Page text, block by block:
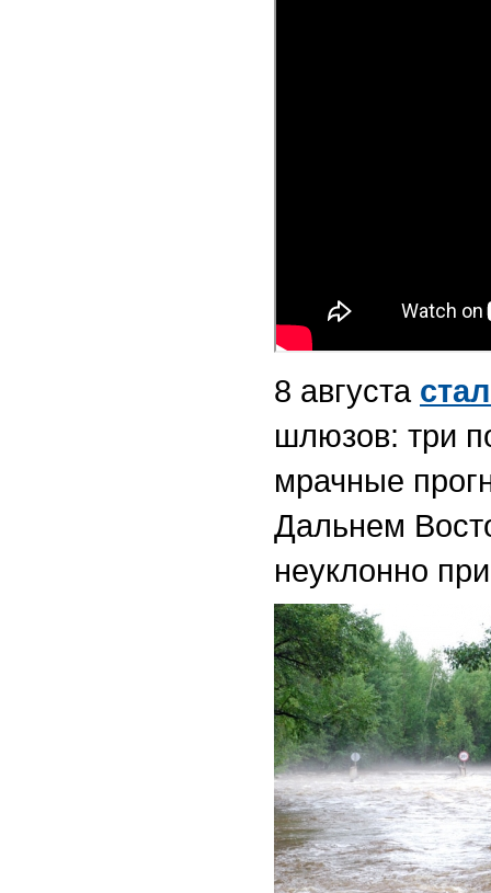
8 августа
шлюзов: три
мрачные
Дальнем
неуклонно